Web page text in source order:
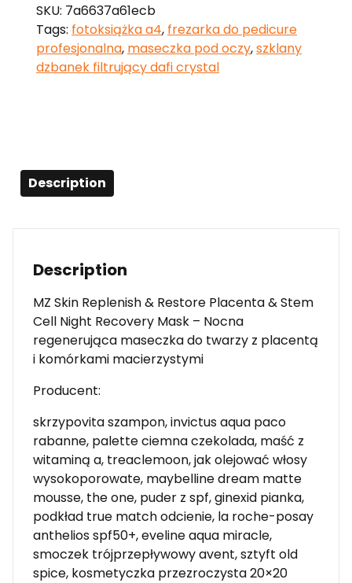
SKU: 7a6637a61ecb
Tags: fotoksiążka a4, frezarka do pedicure
profesjonalna, maseczka pod oczy,szklany
dzbanek filtrujący dafi crystal
Description
Description
MZ Skin Replenish & Restore Placenta & Stem
Cell Night Recovery Mask – Nocna
regenerująca maseczka do twarzy z placentą
i komórkami macierzystymi
Producent:
skrzypovita szampon, invictus aqua paco
rabanne, palette ciemna czekolada, maść z
witaminą a, treaclemoon, jak olejować włosy
wysokoporowate, maybelline dream matte
mousse, the one, puder z spf, ginexid pianka,
podkład true match odcienie, la roche-posay
anthelios spf50+, eveline aqua miracle,
smoczek trójprzepływowy avent, sztyft old
spice, kosmetyczka przezroczysta 20×20